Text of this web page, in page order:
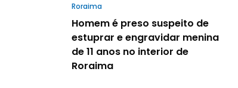
Roraima
Homem é preso suspeito de
estuprar e engravidar menina
de 11 anos no interior de
Roraima